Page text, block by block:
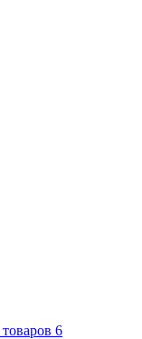
товаров 6